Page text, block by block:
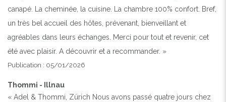
canapé. La cheminée, la cuisine. La chambre 100% confort. Bref,
un très bel accueil des hôtes, prévenant, bienveillant et
agréables dans leurs échanges. Merci pour tout et revenir, cet
été avec plaisir. A découvrir et a recommander. »
Publication : 05/01/2026
Thommi - Illnau
« Adel & Thommi, Zürich Nous avons passé quatre jours chez